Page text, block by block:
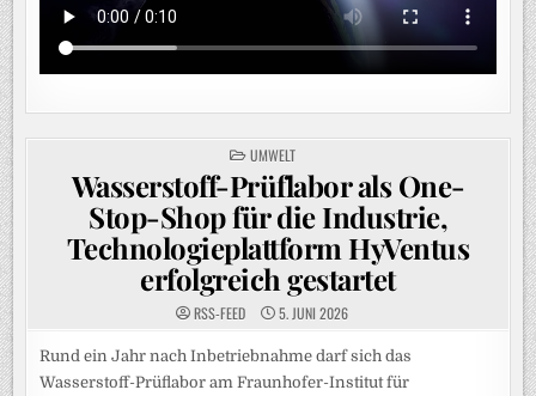
POSTED
IN
UMWELT
Wasserstoff-Prüflabor als One-
Stop-Shop für die Industrie,
Technologieplattform HyVentus
erfolgreich gestartet
RSS-FEED 5. JUNI 2026
Rund ein Jahr nach Inbetriebnahme darf sich das
Wasserstoff-Prüflabor am Fraunhofer-Institut für